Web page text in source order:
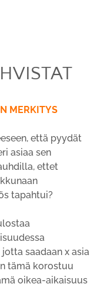
MERKITYS
että pyydät
asiaa sen
ettet
tapahtui?
saadaan x asia
tämä korostuu
oikea-aikaisuus